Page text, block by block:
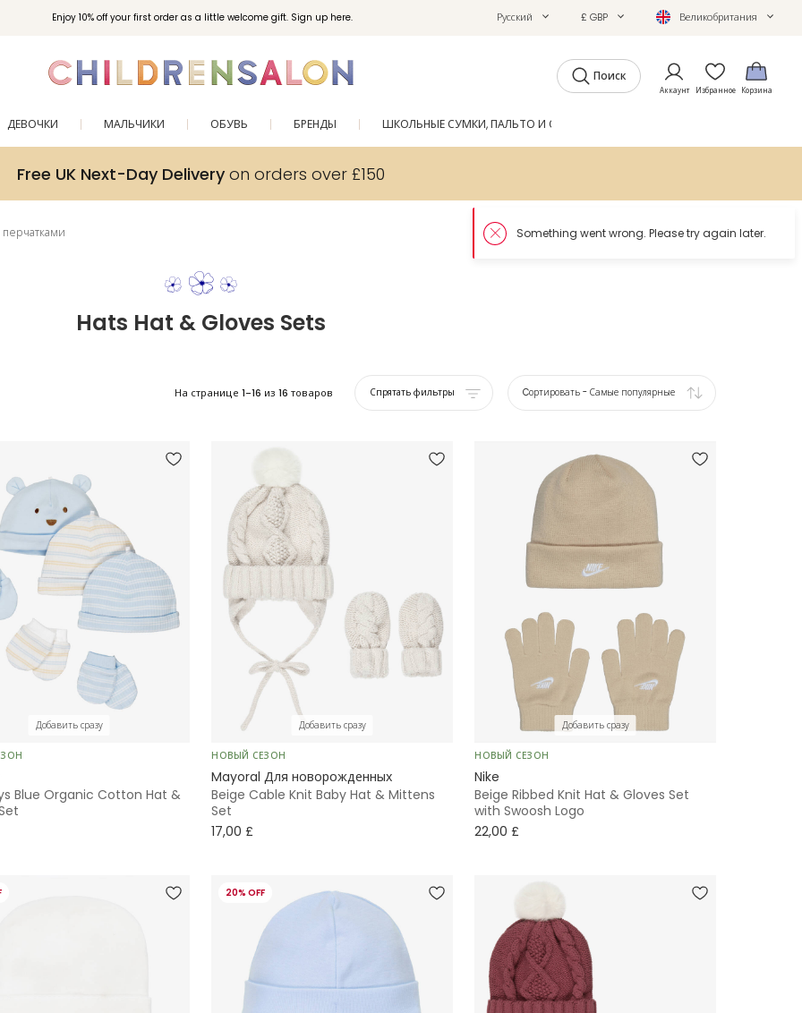
Enjoy 10% off your first order as a little welcome gift. Sign up here. Русский £ GBP Великобритания
Поиск
Аккаунт Избранное Корзина
ДЕВОЧКИ МАЛЬЧИКИ ОБУВЬ БРЕНДЫ ШКОЛЬНЫЕ СУМКИ, ПАЛЬТО И ОБУВЬ
Free UK Next-Day Deliveryon orders over £150
Hats Hat & Gloves Sets
На странице 1-16 из 16 товаров Спрятать фильтры Cортировать - Самые популярные
Добавить сразу
Blue Organic Cotton Hat &
Добавить сразу
НОВЫЙ СЕЗОН
Mayoral Для новорожденных
Beige Cable Knit Baby Hat & Mittens
Set
17,00 £
Добавить сразу
НОВЫЙ СЕЗОН
Nike
Beige Ribbed Knit Hat & Gloves Set
with Swoosh Logo
22,00 £
20% OFF